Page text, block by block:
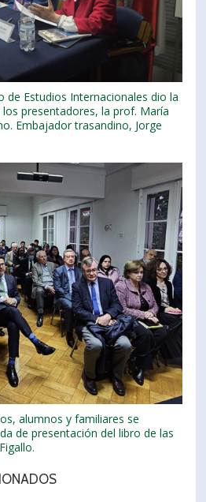
de Estudios Internacionales dio la
presentadores, la prof. María
Embajador trasandino, Jorge
alumnos y familiares se
de presentación del libro de las